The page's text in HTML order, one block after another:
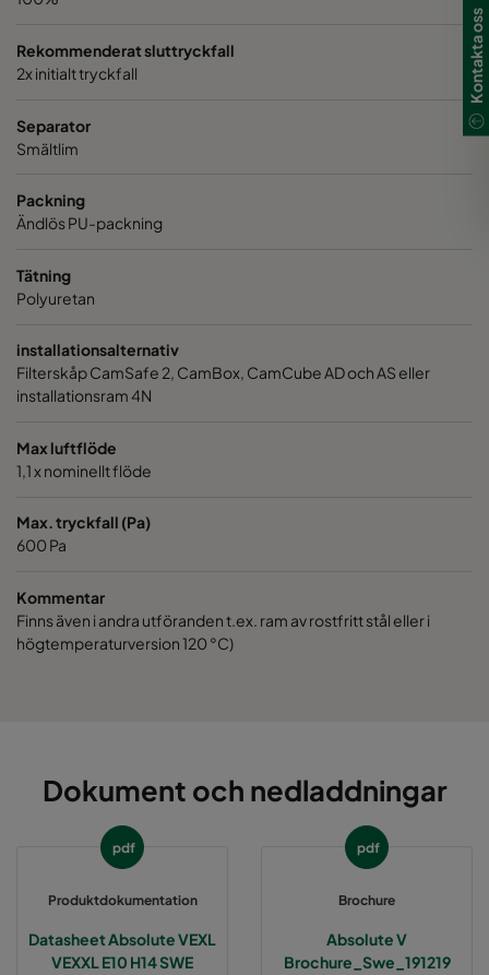
Rekommenderat sluttryckfall
2x initialt tryckfall
Separator
Smältlim
Packning
Ändlös PU-packning
Tätning
Polyuretan
installationsalternativ
Filterskåp CamSafe 2, CamBox, CamCube AD och AS eller
installationsram 4N
Max luftflöde
1,1 x nominellt flöde
Max. tryckfall (Pa)
600 Pa
Kommentar
Finns även i andra utföranden t.ex. ram av rostfritt stål eller i
högtemperaturversion 120 °C)
Dokument och nedladdningar
pdf
Produktdokumentation
Datasheet Absolute VEXL
VEXXL E10 H14 SWE
pdf
Brochure
Absolute V
Brochure_Swe_191219
Kontakta oss